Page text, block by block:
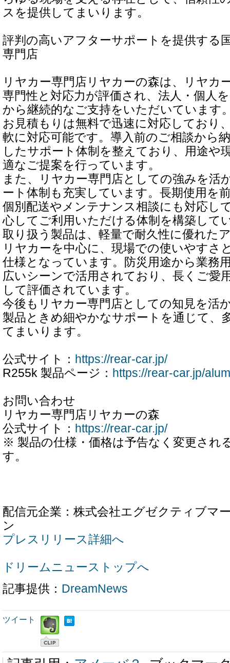
スを提供してまいります。
評判の高いアフターサポートを提供する
専門店
リヤカー専門店リヤカーの森は、リヤカ
専門性と対応力が評価され、法人・個人
から継続的なご支持をいただいています
お見積もりは無料で迅速に対応しており
軟に対応可能です。導入前のご相談から
したサポート体制を整えており、用途や
適なご提案を行っています。
また、リヤカー専門店としての強みを活
ート体制も充実しています。長期使用を
個別配送やメンテナンス相談にも対応し
心してご利用いただける体制を構築して
取り扱う製品は、軽量で耐久性に優れた
リヤカーを中心に、現場での使いやすさ
仕様となっています。防災用途から業務
広いシーンで活用されており、長くご愛
して評価されています。
今後もリヤカー専門店としての知見を活
製品ときめ細やかなサポートを通じて、
てまいります。
公式サイト： https://rear-car.jp/
R255k 製品ページ： https://rear-car.jp/
お問い合わせ
リヤカー専門店リヤカーの森
公式サイト： https://rear-car.jp/
※ 製品の仕様・価格は予告なく変更され
す。
配信元企業：株式会社エグゼクティブマ
ン
プレスリリース詳細へ
ドリームニューストップへ
記事提供： DreamNews
ツイート